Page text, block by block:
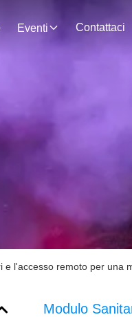
Eventi Contattaci
l'accesso remoto per una
Modulo